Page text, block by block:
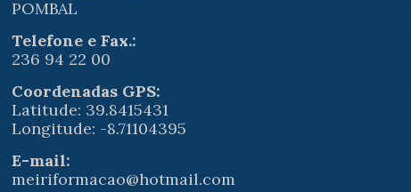
POMBAL
Telefone e Fax.:
236 94 22 00
Coordenadas GPS:
Latitude: 39.8415431
Longitude: -8.71104395
E-mail:
meiriformacao@hotmail.com